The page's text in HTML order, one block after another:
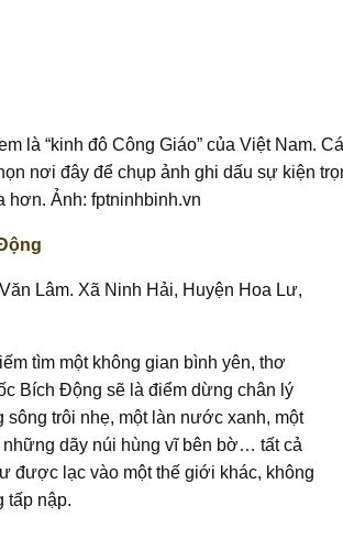
là “kinh đô Công Giáo” của Việt Nam.
nơi đây để chụp ảnh ghi dấu sự kiện
hơn. Ảnh: fptninhbinh.vn
Lâm. Xã Ninh Hải, Huyện Hoa Lư,
tìm một không gian bình yên, thơ
Bích Động sẽ là điểm dừng chân lý
sông trôi nhẹ, một làn nước xanh, một
những dãy núi hùng vĩ bên bờ… tất cả
được lạc vào một thế giới khác, không
tấp nập.